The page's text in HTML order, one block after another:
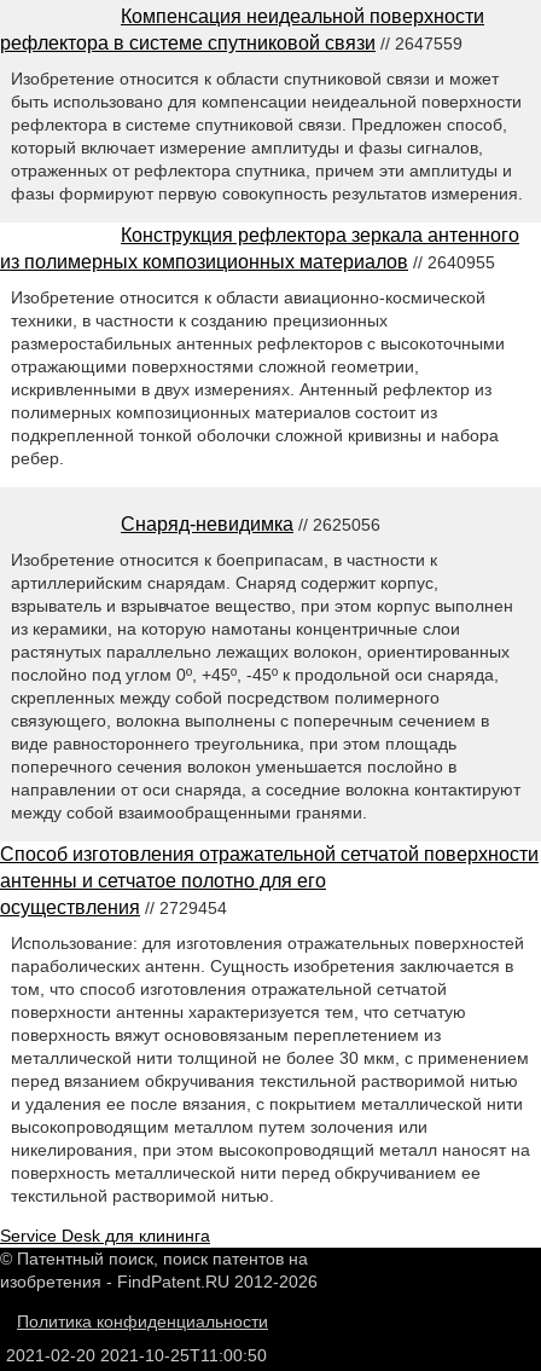
Компенсация неидеальной поверхности
рефлектора в системе спутниковой связи // 2647559
Изобретение относится к области спутниковой связи и может
быть использовано для компенсации неидеальной поверхности
рефлектора в системе спутниковой связи. Предложен способ,
который включает измерение амплитуды и фазы сигналов,
отраженных от рефлектора спутника, причем эти амплитуды и
фазы формируют первую совокупность результатов измерения.
Конструкция рефлектора зеркала антенного
из полимерных композиционных материалов // 2640955
Изобретение относится к области авиационно-космической
техники, в частности к созданию прецизионных
размеростабильных антенных рефлекторов с высокоточными
отражающими поверхностями сложной геометрии,
искривленными в двух измерениях. Антенный рефлектор из
полимерных композиционных материалов состоит из
подкрепленной тонкой оболочки сложной кривизны и набора
ребер.
Снаряд-невидимка // 2625056
Изобретение относится к боеприпасам, в частности к
артиллерийским снарядам. Снаряд содержит корпус,
взрыватель и взрывчатое вещество, при этом корпус выполнен
из керамики, на которую намотаны концентричные слои
растянутых параллельно лежащих волокон, ориентированных
послойно под углом 0º, +45º, -45º к продольной оси снаряда,
скрепленных между собой посредством полимерного
связующего, волокна выполнены с поперечным сечением в
виде равностороннего треугольника, при этом площадь
поперечного сечения волокон уменьшается послойно в
направлении от оси снаряда, а соседние волокна контактируют
между собой взаимообращенными гранями.
Способ изготовления отражательной сетчатой поверхности
антенны и сетчатое полотно для его
осуществления // 2729454
Использование: для изготовления отражательных поверхностей
параболических антенн. Сущность изобретения заключается в
том, что способ изготовления отражательной сетчатой
поверхности антенны характеризуется тем, что сетчатую
поверхность вяжут основовязаным переплетением из
металлической нити толщиной не более 30 мкм, с применением
перед вязанием обкручивания текстильной растворимой нитью
и удаления ее после вязания, с покрытием металлической нити
высокопроводящим металлом путем золочения или
никелирования, при этом высокопроводящий металл наносят на
поверхность металлической нити перед обкручиванием ее
текстильной растворимой нитью.
Service Desk для клининга
© Патентный поиск, поиск патентов на
изобретения - FindPatent.RU 2012-2026
Политика конфиденциальности
2021-02-20 2021-10-25T11:00:50